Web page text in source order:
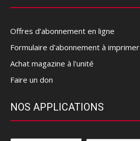
Offres d’abonnement en ligne
Formulaire d'abonnement à imprimer
Achat magazine à l'unité
Faire un don
NOS APPLICATIONS